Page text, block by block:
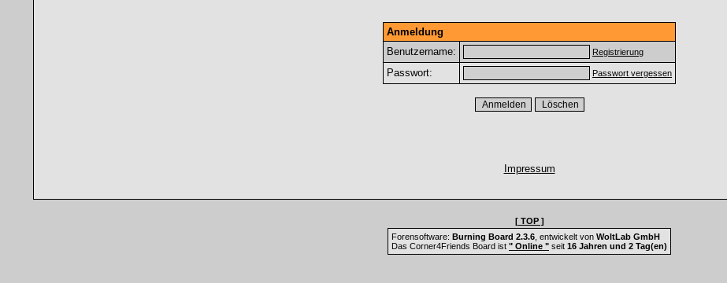
Anmeldung
Benutzername:
Registrierung
Passwort: Passwort vergessen
Impressum
[ TOP ]
Forensoftware: Burning Board 2.3.6 , entwickelt von WoltLab GmbH
Das Corner4Friends Board ist " Online " seit 16 Jahren und 2 Tag(en)